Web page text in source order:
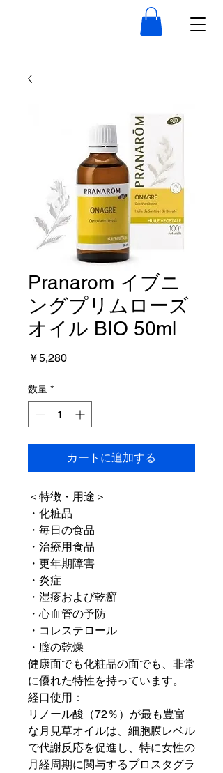
Pranarom イブニ
ングプリムローズ
オイル BIO 50ml
￥5,280価
数量 *
カートに追加する
＜特徴・用途＞
・化粧品
・毎日の食品
・治療用食品
・更年期障害
・炎症
・湿疹および乾癬
・心血管の予防
・コレステロール
・膣の乾燥
健康面でも化粧品の面でも、非常
に優れた特性を持っています。
経口使用：
リノール酸（72％）が最も豊富
な月見草オイルは、細胞膜レベル
で代謝反応を促進し、特に女性の
月経周期に関与するプロスタグラ